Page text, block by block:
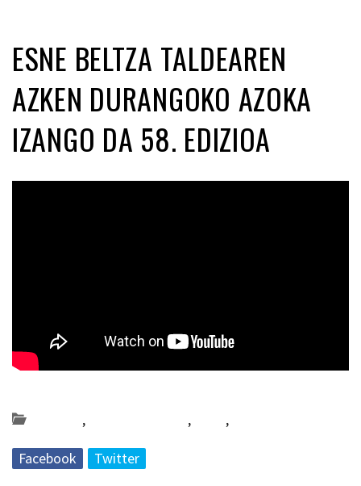
ESNE BELTZA TALDEAREN
AZKEN DURANGOKO AZOKA
IZANGO DA 58. EDIZIOA
, , ,
Facebook Twitter